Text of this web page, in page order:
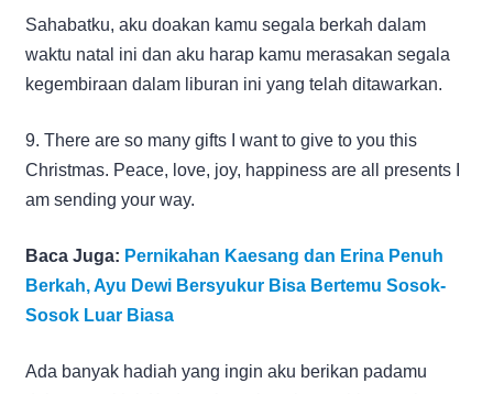
Sahabatku, aku doakan kamu segala berkah dalam
waktu natal ini dan aku harap kamu merasakan segala
kegembiraan dalam liburan ini yang telah ditawarkan.
9. There are so many gifts I want to give to you this
Christmas. Peace, love, joy, happiness are all presents I
am sending your way.
Baca Juga: Pernikahan Kaesang dan Erina Penuh
Berkah, Ayu Dewi Bersyukur Bisa Bertemu Sosok-
Sosok Luar Biasa
Ada banyak hadiah yang ingin aku berikan padamu